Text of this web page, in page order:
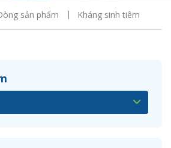
sản phẩm Kháng sinh tiêm